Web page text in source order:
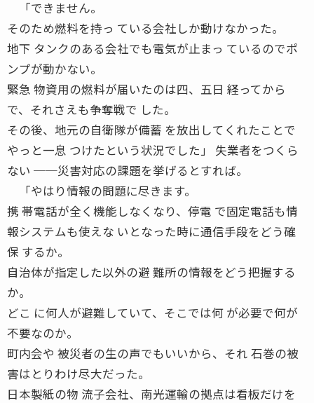
「できません。
そのため燃料を持っ ている会社しか動けなかった。
地下 タンクのある会社でも電気が止まっ ているのでポ
ンプが動かない。
緊急 物資用の燃料が届いたのは四、五日 経ってから
で、それさえも争奪戦で した。
その後、地元の自衛隊が備蓄 を放出してくれたことで
やっと一息 つけたという状況でした」 失業者をつくら
ない ──災害対応の課題を挙げるとすれば。
「やはり情報の問題に尽きます。
携 帯電話が全く機能しなくなり、停電 で固定電話も情
報システムも使えな いとなった時に通信手段をどう確
保 するか。
自治体が指定した以外の避 難所の情報をどう把握する
か。
どこ に何人が避難していて、そこでは何 が必要で何が
不要なのか。
町内会や 被災者の生の声でもいいから、それ 石巻の被
害はとりわけ尽大だった。
日本製紙の物 流子会社、南光運輸の拠点は看板だけを